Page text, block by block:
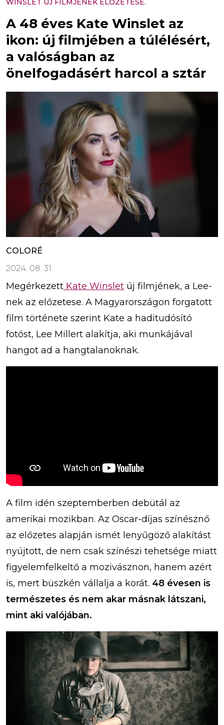
WINSLET ÚJ FILMJÉNEK ELŐZETESE.
A 48 éves Kate Winslet az
ikon: új filmjében a túlélésért,
a valóságban az
önelfogadásért harcol a sztár
COLORÉ
2024. 08. 31.
Megérkezett Kate Winslet új filmjének, a Lee-
nek az előzetese. A Magyarországon forgatott
film története szerint Kate a haditudósító
fotóst, Lee Millert alakítja, aki munkájával
hangot ad a hangtalanoknak.
A film idén szeptemberben debütál az
amerikai mozikban. Az Oscar-díjas színésznő
az előzetes alapján ismét lenyűgöző alakítást
nyújtott, de nem csak színészi tehetsége miatt
figyelemfelkeltő a mozivásznon, hanem azért
is, mert büszkén vállalja a korát. 48 évesen is
természetes és nem akar másnak látszani,
mint aki valójában.